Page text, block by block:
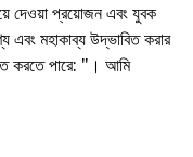
দেওয়া প্রয়োজন এবং যুবক
এবং মহাকাব্য উদ্ভাবিত করার
করতে পারে: "। আমি